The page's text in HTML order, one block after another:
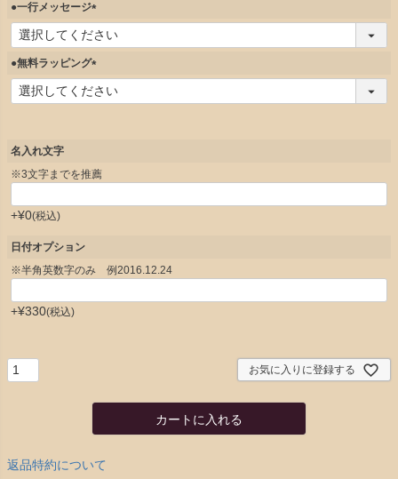
●一行メッセージ
(
必
須
●無料ラッピング
(
必
名入れ文字
※3文字までを推薦
+¥0 税込
日付オプション
※半角英数字のみ 例2016.12.24
+¥330 税込
お気に入りに登録する
カートに入れる
返品特約について